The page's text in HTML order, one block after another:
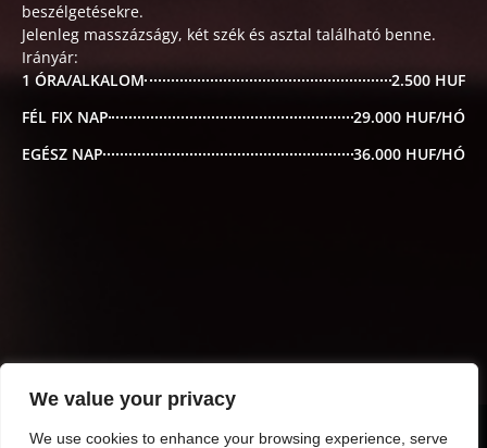
We value your privacy
We use cookies to enhance your browsing experience, serve
beszélgetésekre.
Jelenleg masszázságy, két szék és asztal található benne.
Irányár:
1 ÓRA/ALKALOM
2.500 HUF
FÉL FIX NAP
29.000 HUF/HÓ
EGÉSZ NAP
36.000 HUF/HÓ
Mobil: +36 20 311 01 37